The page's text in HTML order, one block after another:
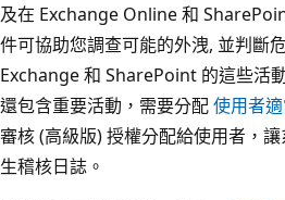
及在 Exchange Online 和
件可協助您調查可能的外洩, 並判斷
Exchange 和 SharePoint 的這些活
還包含重要活動，需要分配使用者
審核 (高級版) 授權分配給使用者，
生稽核日誌。